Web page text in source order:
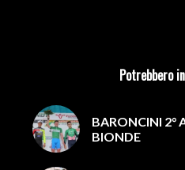
Potrebbero
BARONCINI 2°
BIONDE